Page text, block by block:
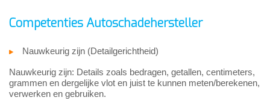
Competenties Autoschadehersteller
Nauwkeurig zijn (Detailgerichtheid)
Nauwkeurig zijn: Details zoals bedragen, getallen, centimeters,
grammen en dergelijke vlot en juist te kunnen meten/berekenen,
verwerken en gebruiken.